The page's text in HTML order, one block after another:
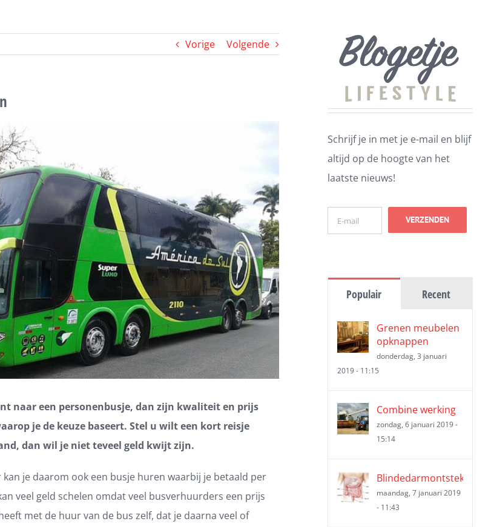
Vorige Volgende
naar een personenbusje, dan zijn kwaliteit en prijs
je de keuze baseert. Stel u wilt een kort reisje
dan wil je niet teveel geld kwijt zijn.
je daarom ook een busje huren waarbij je betaald per
veel geld schelen omdat veel busverhuurders een prijs
met de huur van de bus zelf, dat je daarna veel of
Schrijf je in met je e-mail en blijf
altijd op de hoogte van het
laatste nieuws!
Populair Recent
Grenen meubelen
opknappen
donderdag, 3 januari
2019 - 11:15
Combine werking
zondag, 6 januari 2019 -
15:14
Blindedarmontsteking
maandag, 7 januari 2019
- 11:43